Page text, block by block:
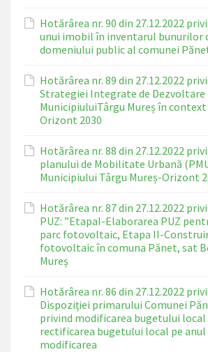
Hotărârea nr. 90 din 27.12.2022
unui imobil în inventarul bunurilor
domeniului public al comunei
Hotărârea nr. 89 din 27.12.2022
Strategiei Integrate de Dezvoltare
MunicipiuluiTârgu Mureș în
Orizont 2030
Hotărârea nr. 88 din 27.12.2022
planului de Mobilitate Urbană
Municipiului Târgu Mureș-Orizont
Hotărârea nr. 87 din 27.12.2022
PUZ: ”EtapaI-Elaborarea PUZ
parc fotovoltaic, Etapa II-
fotovoltaic în comuna Pănet, sat
Mureș
Hotărârea nr. 86 din 27.12.2022
Dispoziției primarului Comunei
privind modificarea bugetului local
rectificarea bugetului local pe anul
modificarea